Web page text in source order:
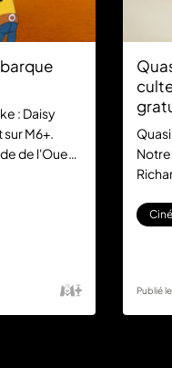
: Daisy
M6+.
de l'Ouest
Publié